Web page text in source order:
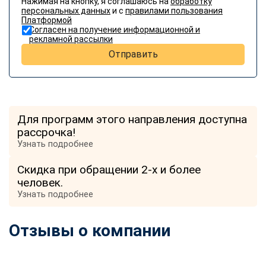
персональных данныхи с правилами пользования
Платформой
Согласен на получение информационной и
рекламной рассылки
Отправить
Для программ этого направления доступна
рассрочка!
Узнать подробнее
Скидка при обращении 2-х и более
человек.
Узнать подробнее
Отзывы о компании
online
Свяжитесь с нами через любой удобный мессенджер!